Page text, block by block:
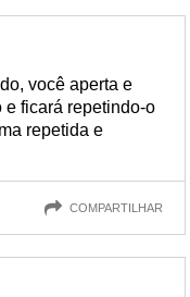
você aperta e
e ficará repetindo-o
repetida e
COMPARTILHAR